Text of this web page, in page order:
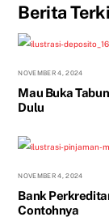
Berita
NOVEMBER 4, 2024
Mau Buka
Dulu
NOVEMBER 4, 2024
Bank
Contohnya